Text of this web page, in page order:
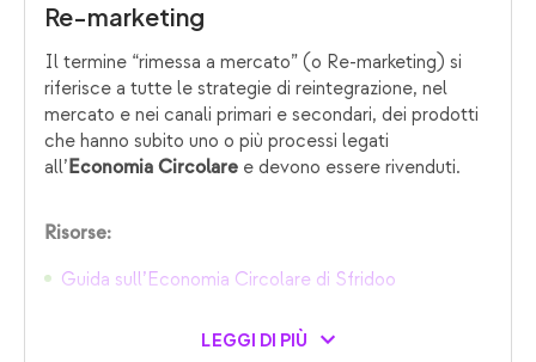
Re-marketing
Il termine “rimessa a mercato” (o Re-marketing) si
riferisce a tutte le strategie di reintegrazione, nel
mercato e nei canali primari e secondari, dei prodotti
che hanno subito uno o più processi legati
all’Economia Circolare e devono essere rivenduti.
Risorse:
Guida sull’Economia Circolare di Sfridoo
LEGGI DI PIÙ